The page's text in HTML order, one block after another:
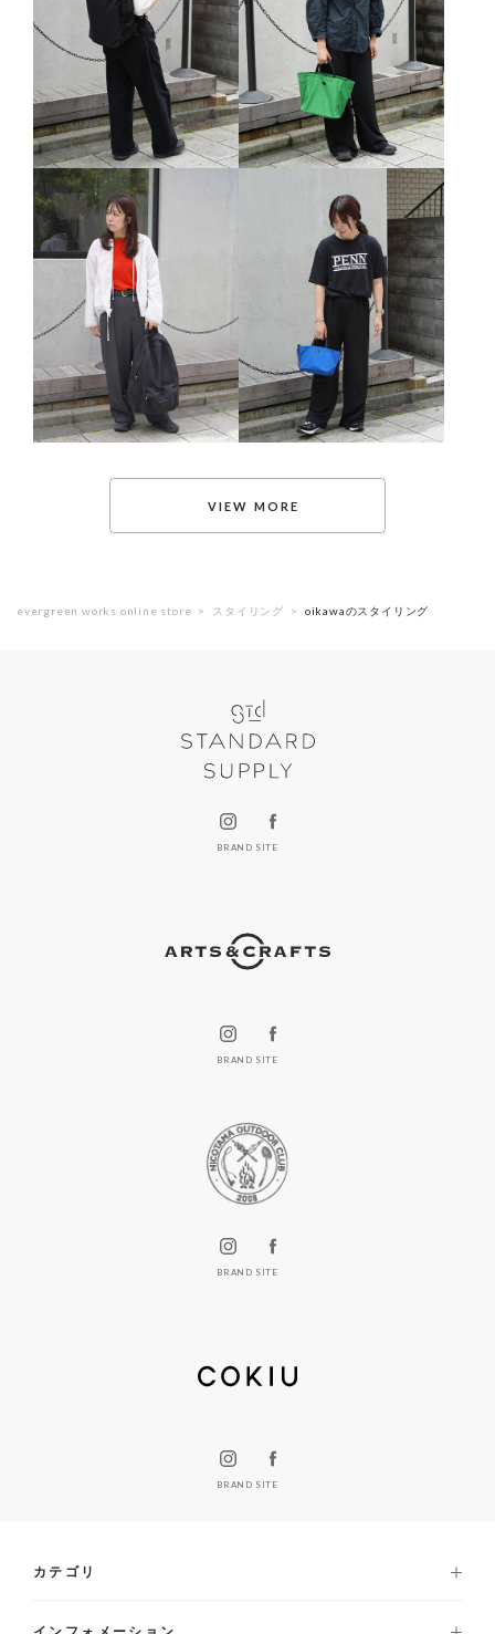
evergreen works online store スタイリング oikawaのスタイリング
BRAND SITE
BRAND SITE
BRAND SITE
BRAND SITE
カテゴリ